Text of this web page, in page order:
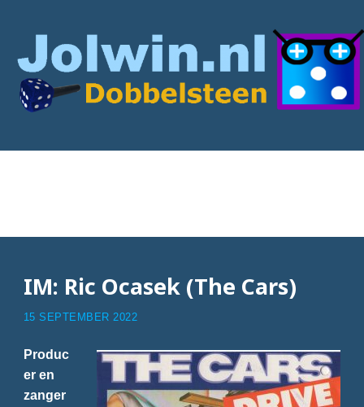
IM: Ric Ocasek (The Cars)
15 SEPTEMBER 2022
Produc
er en
zanger